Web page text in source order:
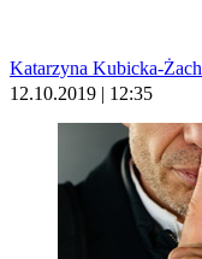
Katarzyna Kubicka-Żach
12.10.2019 | 12:35